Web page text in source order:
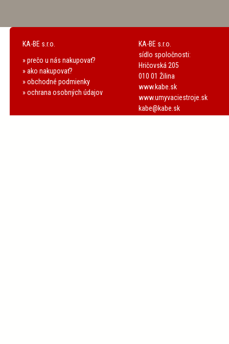
KA-BE s.r.o.
» prečo u nás nakupovať?
» ako nakupovať?
» obchodné podmienky
» ochrana osobných údajov
KA-BE s.r.o.
sídlo spoločnosti:
Hričovská 205
010 01 Žilina
www.kabe.sk
www.umyvaciestroje.sk
kabe@kabe.sk